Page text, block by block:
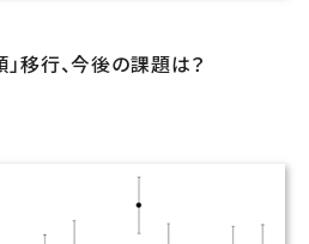
移行、今後の課題は？